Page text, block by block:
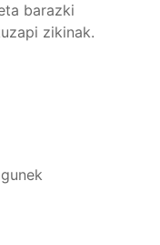
barazki
zikinak.